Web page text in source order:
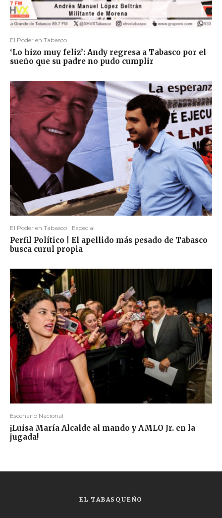
El Poder en Tabasco
‘Lo hizo muy feliz’: Andy regresa a Tabasco por el
sueño que su padre no pudo cumplir
El Poder en Tabasco Especial
Perfil Político | El apellido más pesado de Tabasco
busca curul propia
Escenario Nacional
¡Luisa María Alcalde al mando y AMLO Jr. en la
jugada!
EL TABASQUEÑO